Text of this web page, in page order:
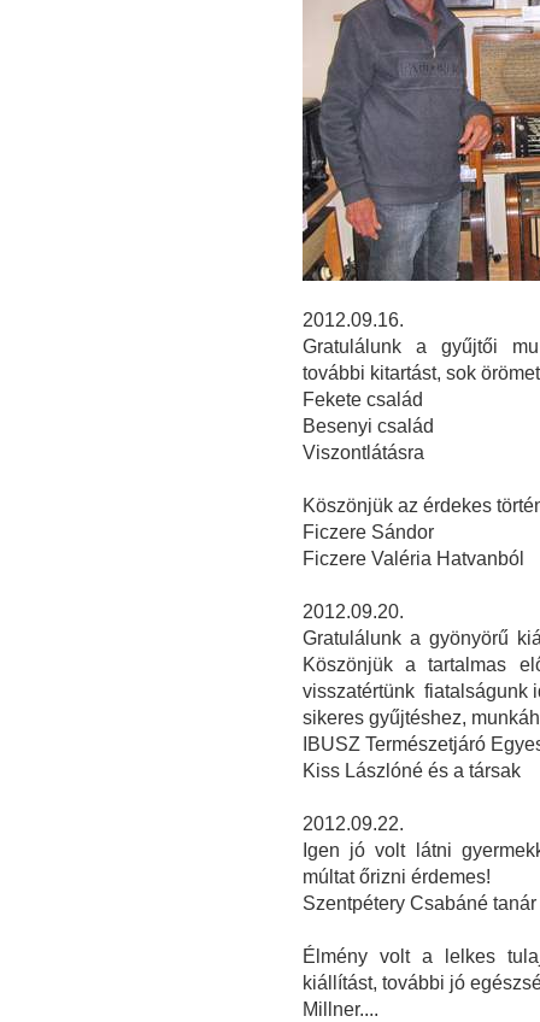
2012.09.16.
Gratulálunk a gyűjtői
további kitartást, sok
Fekete család
Besenyi család
Viszontlátásra
Köszönjük az érdekes
Ficzere Sándor
Ficzere Valéria Hatvanból
2012.09.20.
Gratulálunk a gyönyörű
Köszönjük a tartalmas
visszatértünk fiatalságunk
sikeres gyűjtéshez,
IBUSZ Természetjáró
Kiss Lászlóné és a társak
2012.09.22.
Igen jó volt látni
múltat őrizni érdemes!
Szentpétery Csabáné tanár
Élmény volt a lelkes
kiállítást, további jó
Millner....